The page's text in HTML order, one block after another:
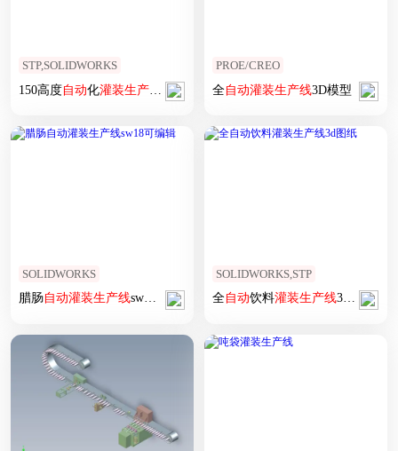
STP,SOLIDWORKS
150高度自动化灌装生产线 (1)
PROE/CREO
全自动灌装生产线3D模型
SOLIDWORKS
腊肠自动灌装生产线sw18可编辑
SOLIDWORKS,STP
全自动饮料灌装生产线3d图纸